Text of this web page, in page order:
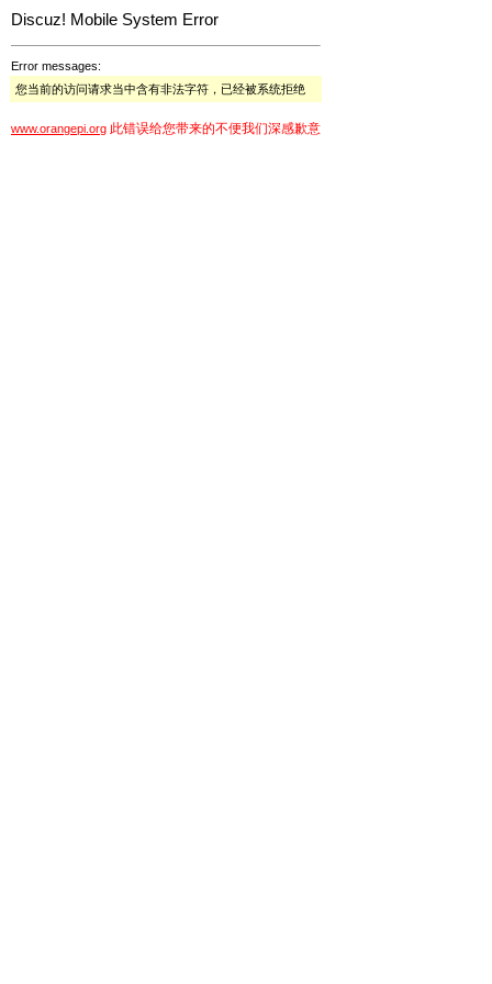
Discuz! Mobile System Error
Error messages:
您当前的访问请求当中含有非法字符，已经被系统拒绝
www.orangepi.org 此错误给您带来的不便我们深感歉意